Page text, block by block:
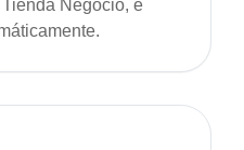
Negocio, e